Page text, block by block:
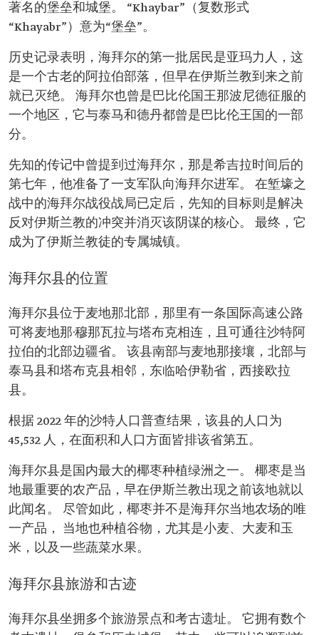
著名的堡垒和城堡。 “Khaybar”（复数形式
“Khayabr”）意为“堡垒”。
历史记录表明，海拜尔的第一批居民是亚玛力人，这
是一个古老的阿拉伯部落，但早在伊斯兰教到来之前
就已灭绝。 海拜尔也曾是巴比伦国王那波尼德征服的
一个地区，它与泰马和德丹都曾是巴比伦王国的一部
分。
先知的传记中曾提到过海拜尔，那是希吉拉时间后的
第七年，他准备了一支军队向海拜尔进军。 在堑壕之
战中的海拜尔战役战局已定后，先知的目标则是解决
反对伊斯兰教的冲突并消灭该阴谋的核心。 最终，它
成为了伊斯兰教徒的专属城镇。
海拜尔县的位置
海拜尔县位于麦地那北部，那里有一条国际高速公路
可将麦地那·穆那瓦拉与塔布克相连，且可通往沙特阿
拉伯的北部边疆省。 该县南部与麦地那接壤，北部与
泰马县和塔布克县相邻，东临哈伊勒省，西接欧拉
县。
根据 2022 年的沙特人口普查结果，该县的人口为
45,532 人，在面积和人口方面皆排该省第五。
海拜尔县是国内最大的椰枣种植绿洲之一。 椰枣是当
地最重要的农产品，早在伊斯兰教出现之前该地就以
此闻名。 尽管如此，椰枣并不是海拜尔当地农场的唯
一产品， 当地也种植谷物，尤其是小麦、大麦和玉
米，以及一些蔬菜水果。
海拜尔县旅游和古迹
海拜尔县坐拥多个旅游景点和考古遗址。 它拥有数个